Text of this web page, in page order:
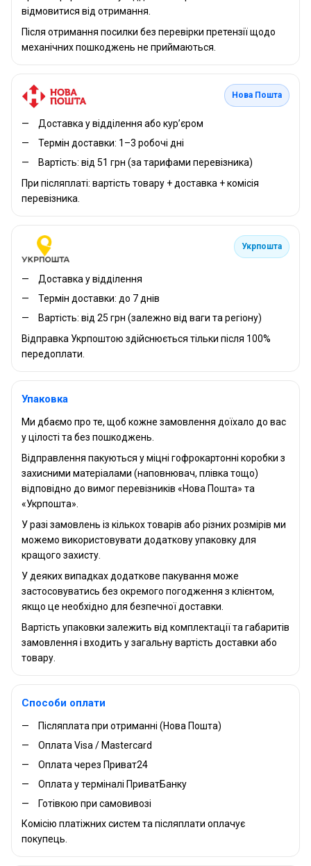
відмовитися від отримання.
Після отримання посилки без перевірки претензії щодо
механічних пошкоджень не приймаються.
Нова Пошта
Доставка у відділення або кур’єром
Термін доставки: 1–3 робочі дні
Вартість: від 51 грн (за тарифами перевізника)
При післяплаті: вартість товару + доставка + комісія
перевізника.
Укрпошта
Доставка у відділення
Термін доставки: до 7 днів
Вартість: від 25 грн (залежно від ваги та регіону)
Відправка Укрпоштою здійснюється тільки після 100%
передоплати.
Упаковка
Ми дбаємо про те, щоб кожне замовлення доїхало до вас
у цілості та без пошкоджень.
Відправлення пакуються у міцні гофрокартонні коробки з
захисними матеріалами (наповнювач, плівка тощо)
відповідно до вимог перевізників «Нова Пошта» та
«Укрпошта».
У разі замовлень із кількох товарів або різних розмірів ми
можемо використовувати додаткову упаковку для
кращого захисту.
У деяких випадках додаткове пакування може
застосовуватись без окремого погодження з клієнтом,
якщо це необхідно для безпечної доставки.
Вартість упаковки залежить від комплектації та габаритів
замовлення і входить у загальну вартість доставки або
товару.
Способи оплати
Післяплата при отриманні (Нова Пошта)
Оплата Visa / Mastercard
Оплата через Приват24
Оплата у терміналі ПриватБанку
Готівкою при самовивозі
Комісію платіжних систем та післяплати оплачує
покупець.